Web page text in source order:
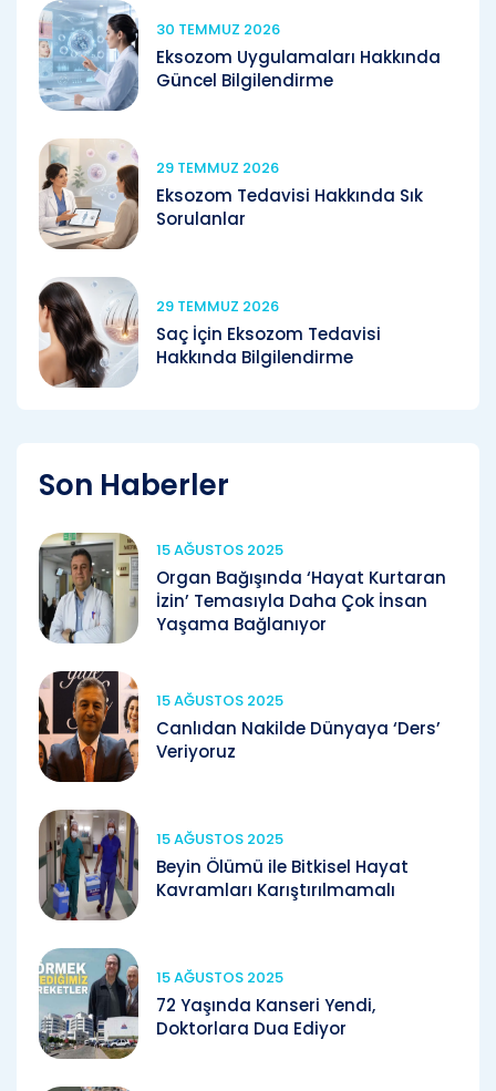
30 TEMMUZ 2026
Eksozom Uygulamaları Hakkında
Güncel Bilgilendirme
29 TEMMUZ 2026
Eksozom Tedavisi Hakkında Sık
Sorulanlar
29 TEMMUZ 2026
Saç İçin Eksozom Tedavisi
Hakkında Bilgilendirme
Son Haberler
15 AĞUSTOS 2025
Organ Bağışında ‘Hayat Kurtaran
İzin’ Temasıyla Daha Çok İnsan
Yaşama Bağlanıyor
15 AĞUSTOS 2025
Canlıdan Nakilde Dünyaya ‘Ders’
Veriyoruz
15 AĞUSTOS 2025
Beyin Ölümü ile Bitkisel Hayat
Kavramları Karıştırılmamalı
15 AĞUSTOS 2025
72 Yaşında Kanseri Yendi,
Doktorlara Dua Ediyor